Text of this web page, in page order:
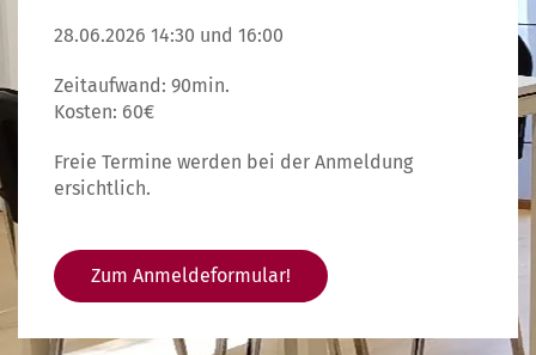
28.06.2026 14:30 und 16:00
Zeitaufwand: 90min.
Kosten: 60€
Freie Termine werden bei der Anmeldung
ersichtlich.
Zum Anmeldeformular!